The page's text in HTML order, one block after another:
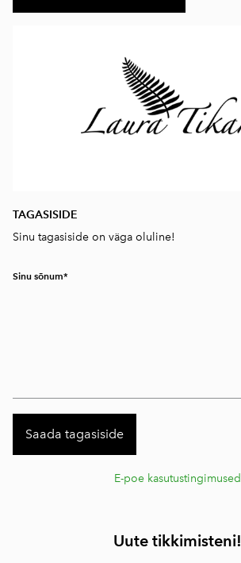
TAGASISIDE
Sinu tagasiside on väga oluline!
Sinu sõnum
E-poe kasutustingimused
Uute tikkimisteni!